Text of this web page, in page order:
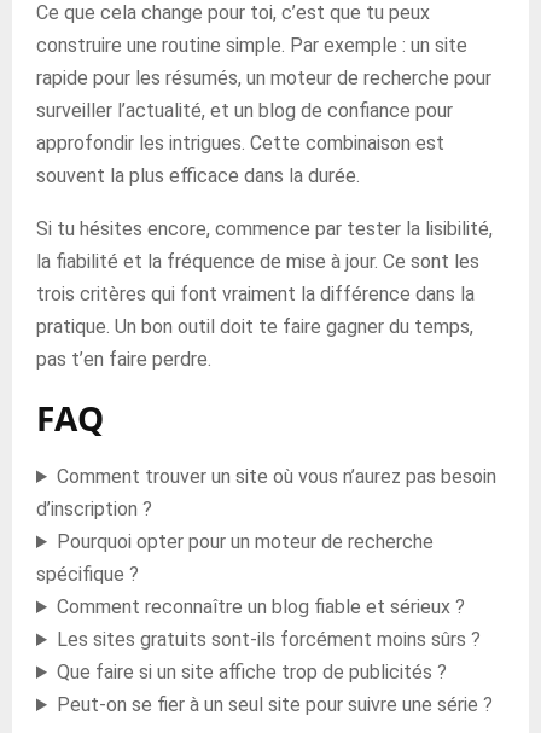
Ce que cela change pour toi, c’est que tu peux
construire une routine simple. Par exemple : un site
rapide pour les résumés, un moteur de recherche pour
surveiller l’actualité, et un blog de confiance pour
approfondir les intrigues. Cette combinaison est
souvent la plus efficace dans la durée.
Si tu hésites encore, commence par tester la lisibilité,
la fiabilité et la fréquence de mise à jour. Ce sont les
trois critères qui font vraiment la différence dans la
pratique. Un bon outil doit te faire gagner du temps,
pas t’en faire perdre.
FAQ
Comment trouver un site où vous n’aurez pas besoin
d’inscription ?
Pourquoi opter pour un moteur de recherche
spécifique ?
Comment reconnaître un blog fiable et sérieux ?
Les sites gratuits sont-ils forcément moins sûrs ?
Que faire si un site affiche trop de publicités ?
Peut-on se fier à un seul site pour suivre une série ?